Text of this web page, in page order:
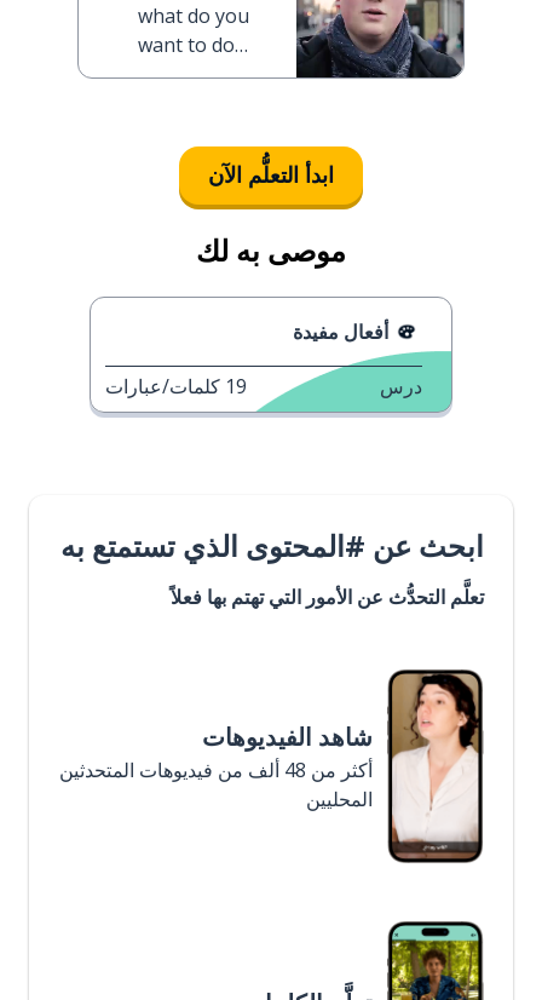
what do you
want to do
today?
ابدأ التعلُّم الآن
موصى به لك
أفعال مفيدة
درس 19 كلمات/عبارات
ابحث عن #المحتوى الذي تستمتع به
تعلَّم التحدُّث عن الأمور التي تهتم بها فعلاً
شاهد الفيديوهات
أكثر من 48 ألف من فيديوهات المتحدثين
المحليين